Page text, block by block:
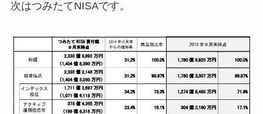
次はつみたてNISAです。